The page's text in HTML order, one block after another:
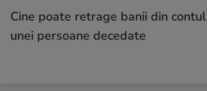
Cine poate retrage banii din contul
unei persoane decedate